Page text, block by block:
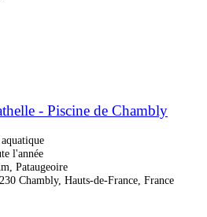
- Piscine de Chambly
l'année
Pataugeoire
Chambly, Hauts-de-France, France